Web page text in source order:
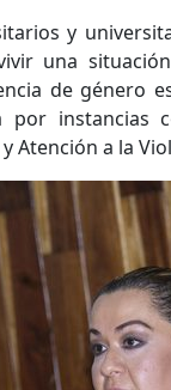
y
una
de género
por instancias
Atención a la